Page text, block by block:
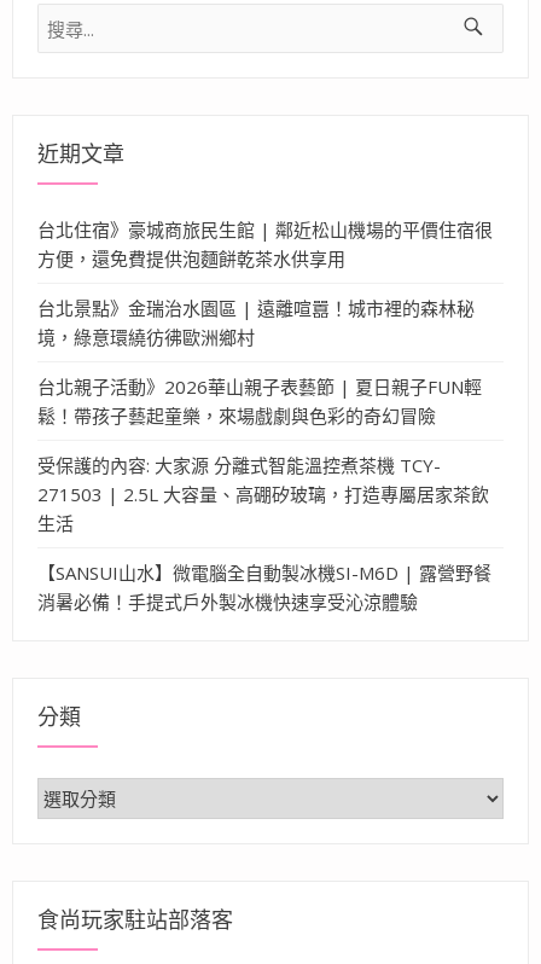
搜
尋
近期文章
台北住宿》豪城商旅民生館 | 鄰近松山機場的平價住宿很
方便，還免費提供泡麵餅乾茶水供享用
台北景點》金瑞治水園區 | 遠離喧囂！城市裡的森林秘
境，綠意環繞彷彿歐洲鄉村
台北親子活動》2026華山親子表藝節 | 夏日親子FUN輕
鬆！帶孩子藝起童樂，來場戲劇與色彩的奇幻冒險
受保護的內容: 大家源 分離式智能溫控煮茶機 TCY-
271503 | 2.5L 大容量、高硼矽玻璃，打造專屬居家茶飲
生活
【SANSUI山水】微電腦全自動製冰機SI-M6D | 露營野餐
消暑必備！手提式戶外製冰機快速享受沁涼體驗
分類
分
類
食尚玩家駐站部落客